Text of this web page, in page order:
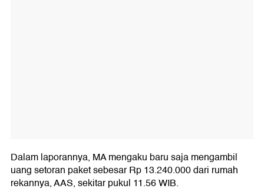
Dalam laporannya, MA mengaku baru saja mengambil
uang setoran paket sebesar Rp 13.240.000 dari rumah
rekannya, AAS, sekitar pukul 11.56 WIB.